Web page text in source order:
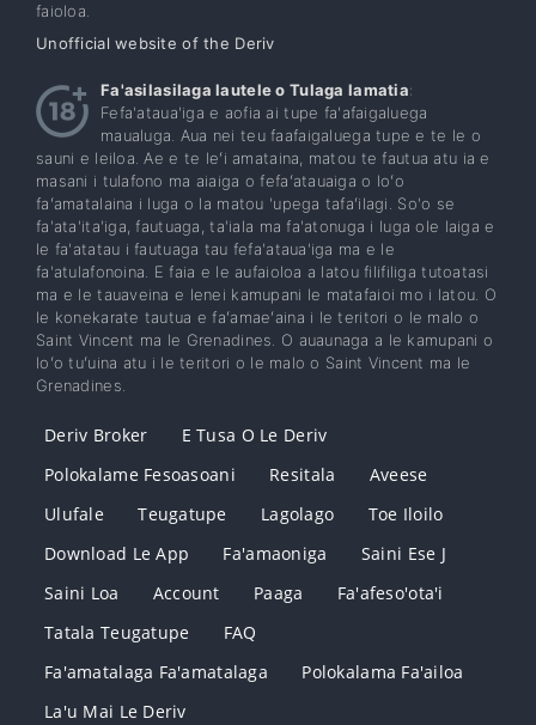
faioloa.
Unofficial website of the Deriv
Fa'asilasilaga lautele o Tulaga lamatia:
Fefa'ataua'iga e aofia ai tupe fa'afaigaluega
maualuga. Aua nei teu faafaigaluega tupe e te le o
sauni e leiloa. Ae e te leʻi amataina, matou te fautua atu ia e
masani i tulafono ma aiaiga o fefaʻatauaiga o loʻo
faʻamatalaina i luga o la matou 'upega tafaʻilagi. So'o se
fa'ata'ita'iga, fautuaga, ta'iala ma fa'atonuga i luga ole laiga e
le fa'atatau i fautuaga tau fefa'ataua'iga ma e le
fa'atulafonoina. E faia e le aufaioloa a latou filifiliga tutoatasi
ma e le tauaveina e lenei kamupani le matafaioi mo i latou. O
le konekarate tautua e faʻamaeʻaina i le teritori o le malo o
Saint Vincent ma le Grenadines. O auaunaga a le kamupani o
loʻo tuʻuina atu i le teritori o le malo o Saint Vincent ma le
Grenadines.
Deriv Broker
E Tusa O Le Deriv
Polokalame Fesoasoani
Resitala
Aveese
Ulufale
Teugatupe Lagolago
Toe Iloilo
Download Le App
Fa'amaoniga
Saini Ese J
Saini Loa
Account Paaga
Fa'afeso'ota'i
Tatala Teugatupe
FAQ
Fa'amatalaga Fa'amatalaga
Polokalama Fa'ailoa
La'u Mai Le Deriv